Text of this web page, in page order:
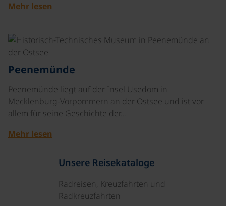
Mehr lesen
©
Peenemünde
Peenemünde liegt auf der Insel Usedom in
Mecklenburg-Vorpommern an der Ostsee und ist vor
allem für seine Geschichte der…
Mehr lesen
Unsere Reisekataloge
Radreisen, Kreuzfahrten und
Radkreuzfahrten